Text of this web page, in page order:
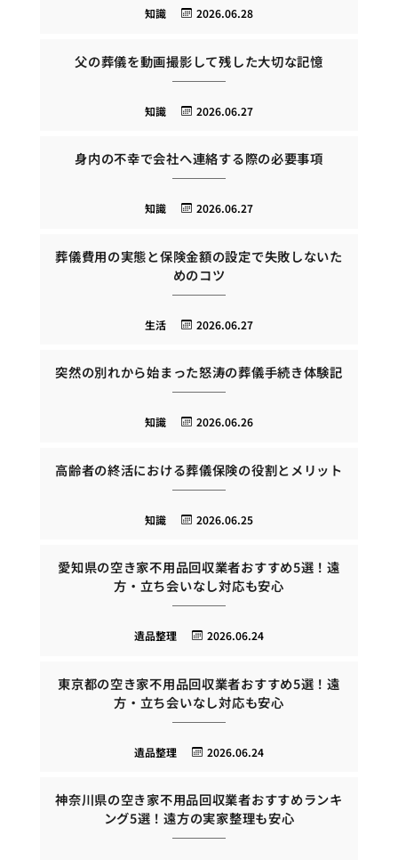
2026.06.28
知識
父の葬儀を動画撮影して残した大切な記憶
2026.06.27
知識
身内の不幸で会社へ連絡する際の必要事項
2026.06.27
知識
葬儀費用の実態と保険金額の設定で失敗しないた
めのコツ
2026.06.27
生活
突然の別れから始まった怒涛の葬儀手続き体験記
2026.06.26
知識
高齢者の終活における葬儀保険の役割とメリット
2026.06.25
知識
愛知県の空き家不用品回収業者おすすめ5選！遠
方・立ち会いなし対応も安心
2026.06.24
遺品整理
東京都の空き家不用品回収業者おすすめ5選！遠
方・立ち会いなし対応も安心
2026.06.24
遺品整理
神奈川県の空き家不用品回収業者おすすめランキ
ング5選！遠方の実家整理も安心